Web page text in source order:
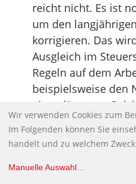
reicht nicht. Es ist
um den
korrigieren. Das
Ausgleich im
Regeln auf dem
beispielsweise den
einzudämmen.
nicht nur den
Arbeitnehmern. Die
private Konsum
Wir verwenden Cookies zum
Im Folgenden können Sie
handelt und zu welchem
Manuelle Auswahl...